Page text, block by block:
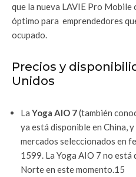
que la nueva LAVIE Pro
óptimo para emprendedores
ocupado.
Precios y
Unidos
La Yoga AIO 7(también
ya está disponible en China,
mercados seleccionados en
1599. La Yoga AIO 7 no está
Norte en este momento.15